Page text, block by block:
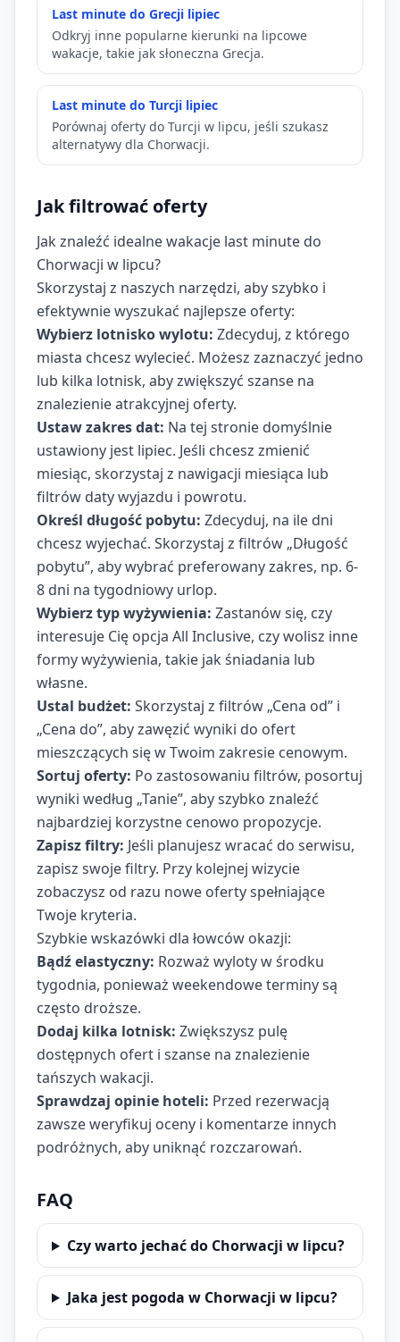
Last minute do Grecji lipiec
Odkryj inne popularne kierunki na lipcowe
wakacje, takie jak słoneczna Grecja.
Last minute do Turcji lipiec
Porównaj oferty do Turcji w lipcu, jeśli szukasz
alternatywy dla Chorwacji.
Jak filtrować oferty
Jak znaleźć idealne wakacje last minute do
Chorwacji w lipcu?
Skorzystaj z naszych narzędzi, aby szybko i
efektywnie wyszukać najlepsze oferty:
Wybierz lotnisko wylotu: Zdecyduj, z którego
miasta chcesz wylecieć. Możesz zaznaczyć jedno
lub kilka lotnisk, aby zwiększyć szanse na
znalezienie atrakcyjnej oferty.
Ustaw zakres dat: Na tej stronie domyślnie
ustawiony jest lipiec. Jeśli chcesz zmienić
miesiąc, skorzystaj z nawigacji miesiąca lub
filtrów daty wyjazdu i powrotu.
Określ długość pobytu: Zdecyduj, na ile dni
chcesz wyjechać. Skorzystaj z filtrów „Długość
pobytu”, aby wybrać preferowany zakres, np. 6-
8 dni na tygodniowy urlop.
Wybierz typ wyżywienia: Zastanów się, czy
interesuje Cię opcja All Inclusive, czy wolisz inne
formy wyżywienia, takie jak śniadania lub
własne.
Ustal budżet: Skorzystaj z filtrów „Cena od” i
„Cena do”, aby zawęzić wyniki do ofert
mieszczących się w Twoim zakresie cenowym.
Sortuj oferty: Po zastosowaniu filtrów, posortuj
wyniki według „Tanie”, aby szybko znaleźć
najbardziej korzystne cenowo propozycje.
Zapisz filtry: Jeśli planujesz wracać do serwisu,
zapisz swoje filtry. Przy kolejnej wizycie
zobaczysz od razu nowe oferty spełniające
Twoje kryteria.
Szybkie wskazówki dla łowców okazji:
Bądź elastyczny: Rozważ wyloty w środku
tygodnia, ponieważ weekendowe terminy są
często droższe.
Dodaj kilka lotnisk: Zwiększysz pulę
dostępnych ofert i szanse na znalezienie
tańszych wakacji.
Sprawdzaj opinie hoteli: Przed rezerwacją
zawsze weryfikuj oceny i komentarze innych
podróżnych, aby uniknąć rozczarowań.
FAQ
Czy warto jechać do Chorwacji w lipcu?
Jaka jest pogoda w Chorwacji w lipcu?